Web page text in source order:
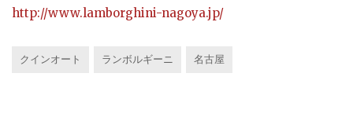
http://www.lamborghini-nagoya.jp/
クインオート ランボルギーニ 名古屋